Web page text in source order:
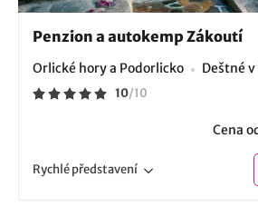
Penzion a autokemp Zákoutí
Orlické hory a Podorlicko Deštné
10/10
Cena od
Rychlépředstavení